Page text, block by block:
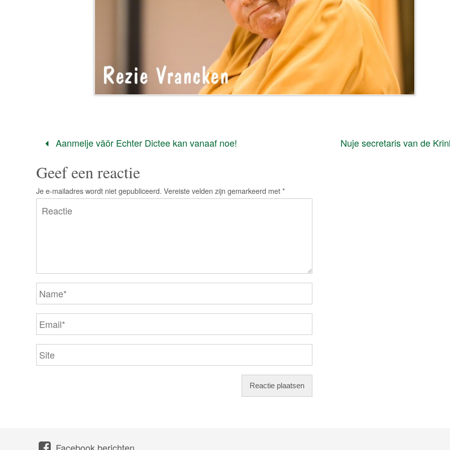
Aanmelje väör Echter Dictee kan vanaaf noe! Nuje secretaris van de
Geef een reactie
Je e-mailadres wordt niet gepubliceerd. Vereiste velden zijn gemarkeerd met*
Facebook berichten